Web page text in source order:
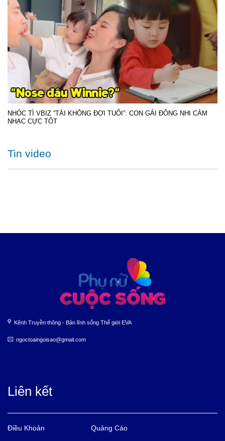
NHÓC TÌ VBIZ “TÀI KHÔNG ĐỢI TUỔI”: CON GÁI ĐÔNG NHI CẢM
NHẠC CỰC TỐT
Tin video
Kênh Truyền thông - Bản lĩnh sống Thế giới EVA
ngoctoaingoisao@gmail.com
Liên kết
Điều Khoản Quảng Cáo